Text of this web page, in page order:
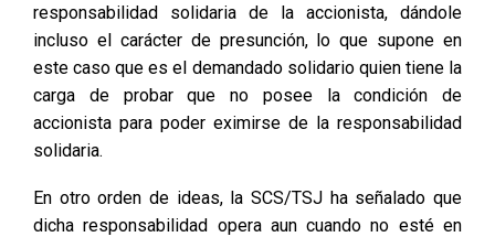
responsabilidad solidaria de la accionista, dándole
incluso el carácter de presunción, lo que supone en
este caso que es el demandado solidario quien tiene la
carga de probar que no posee la condición de
accionista para poder eximirse de la responsabilidad
solidaria.
En otro orden de ideas, la SCS/TSJ ha señalado que
dicha responsabilidad opera aun cuando no esté en